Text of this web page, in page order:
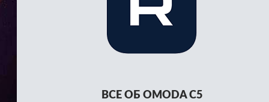
ВСЕ ОБ OMODA C5